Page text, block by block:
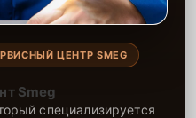
ЦЕНТР SMEG
Smeg
специализируется